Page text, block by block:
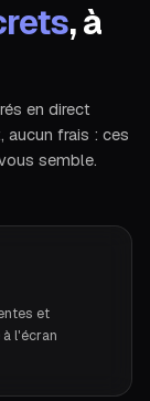
, à
en direct
aucun frais : ces
semble.
et
l'écran